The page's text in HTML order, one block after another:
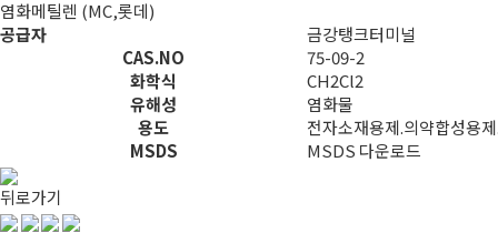
염화메틸렌 (MC,롯데)
공급자
금강탱크터미널
CAS.NO
75-09-2
화학식
CH2Cl2
유해성
염화물
용도
전자소재용제.의약합성용
MSDS
MSDS 다운로드
뒤로가기